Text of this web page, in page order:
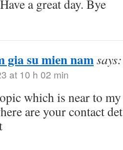
a great day. Bye
gia su mien namsays:
at 10 h 02 min
which is near to
are your contact